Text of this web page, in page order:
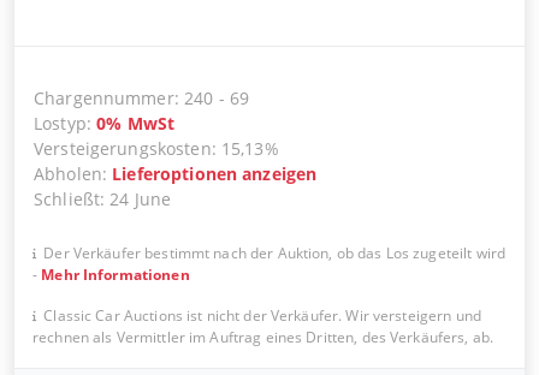
Chargennummer:240 - 69
Lostyp:0% MwSt
Versteigerungskosten: 15,13%
Abholen: Lieferoptionen anzeigen
Schließt:24 June
Der Verkäufer bestimmt nach der Auktion, ob das Los zugeteilt wird
- Mehr Informationen
Classic Car Auctions ist nicht der Verkäufer. Wir versteigern und
rechnen als Vermittler im Auftrag eines Dritten, des Verkäufers, ab.